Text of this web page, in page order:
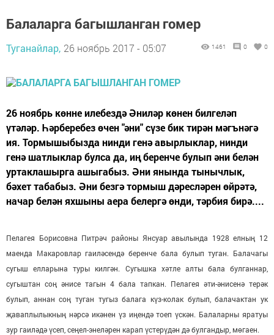
Балаларга багышланган гомер
Туганайлар, 26 ноябрь 2017 - 05:07 1461 0 0
26 ноябрь көнне илебездә Әниләр көнен билгеләп
үтәләр. Һәрберебез өчен "әни" сүзе бик тирән мәгънәгә
ия. Тормышыбызда нинди генә авырлыклар, нинди
генә шатлыклар булса да, иң беренче булып әни белән
уртаклашырга ашыгабыз. Әни янында тынычлык,
бәхет табабыз. Әни безгә тормыш дәресләрен өйрәтә,
начар белән яхшыны аера белергә өнди, тәрбия бирә....
Пелагея Борисовна Питрәч районы Янсуар авылында 1928 елның 12
маенда Макаровлар гаиләсендә беренче бала булып туган. Балачагы
сугыш елларына туры килгән. Сугышка хәтле алты бала булганнар,
сугыштан соң әнисе тагын 4 бала тапкан. Пелагея әти-әнисенә терәк
булып, аннан соң туган тугыз балага күз-колак булып, балачактан ук
җаваплылыкның нәрсә икәнен үз иңендә тоеп үскән. Балаларны яратуы
зур гаиләдә үсеп, сеңел-энеләрен карап үстерүдән дә булгандыр, мөгаен.